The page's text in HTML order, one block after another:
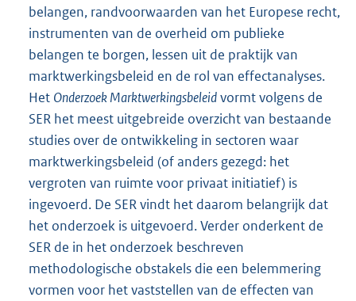
belangen, randvoorwaarden van het Europese recht,
instrumenten van de overheid om publieke
belangen te borgen, lessen uit de praktijk van
marktwerkingsbeleid en de rol van effectanalyses.
Het Onderzoek Marktwerkingsbeleidvormt volgens de
SER het meest uitgebreide overzicht van bestaande
studies over de ontwikkeling in sectoren waar
marktwerkingsbeleid (of anders gezegd: het
vergroten van ruimte voor privaat initiatief) is
ingevoerd. De SER vindt het daarom belangrijk dat
het onderzoek is uitgevoerd. Verder onderkent de
SER de in het onderzoek beschreven
methodologische obstakels die een belemmering
vormen voor het vaststellen van de effecten van